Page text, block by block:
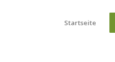
Startseite